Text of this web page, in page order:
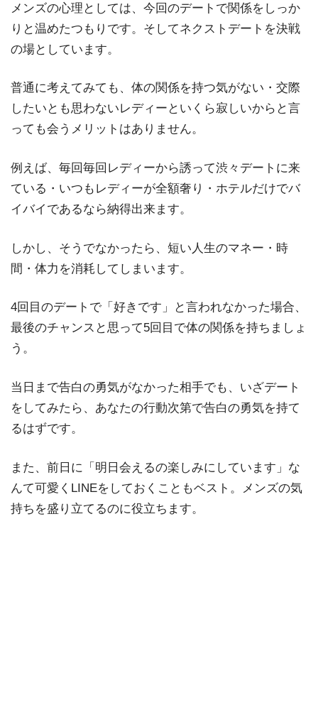
メンズの心理としては、今回のデートで関係をしっか
りと温めたつもりです。そしてネクストデートを決戦
の場としています。
普通に考えてみても、体の関係を持つ気がない・交際
したいとも思わないレディーといくら寂しいからと言
っても会うメリットはありません。
例えば、毎回毎回レディーから誘って渋々デートに来
ている・いつもレディーが全額奢り・ホテルだけでバ
イバイであるなら納得出来ます。
しかし、そうでなかったら、短い人生のマネー・時
間・体力を消耗してしまいます。
4回目のデートで「好きです」と言われなかった場合、
最後のチャンスと思って5回目で体の関係を持ちましょ
う。
当日まで告白の勇気がなかった相手でも、いざデート
をしてみたら、あなたの行動次第で告白の勇気を持て
るはずです。
また、前日に「明日会えるの楽しみにしています」な
んて可愛くLINEをしておくこともベスト。メンズの気
持ちを盛り立てるのに役立ちます。